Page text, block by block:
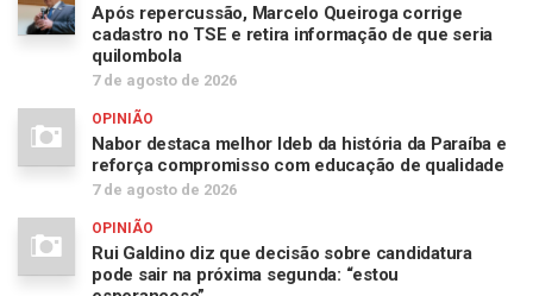
Após repercussão, Marcelo Queiroga corrige
cadastro no TSE e retira informação de que seria
quilombola
7 de agosto de 2026
OPINIÃO
Nabor destaca melhor Ideb da história da Paraíba e
reforça compromisso com educação de qualidade
7 de agosto de 2026
OPINIÃO
Rui Galdino diz que decisão sobre candidatura
pode sair na próxima segunda: “estou